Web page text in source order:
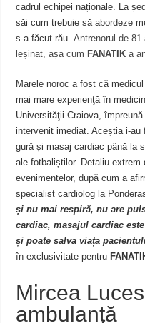
cadrul echipei naționale. La
săi cum trebuie să abordeze
s-a făcut rău.Antrenorul de
leșinat, așa cum FANATIK a
Marele noroc a fost că
mai mare experienţă în
Universităţii Craiova,
intervenit imediat. Aceștia i-au
gură și masaj cardiac până la
ale fotbaliștilor. Detaliu
evenimentelor, după cum a
specialist cardiolog la
și nu mai respiră, nu are
cardiac, masajul cardiac
și poate salva viața
în exclusivitate pentru
Mircea
ambulanță